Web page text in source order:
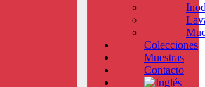
Colecciones
Muestras
Contacto